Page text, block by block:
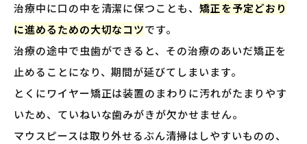
治療中に口の中を清潔に保つことも、 矯正を予定どおり
に進めるための大切なコツです。
治療の途中で虫歯ができると、その治療のあいだ矯正を
止めることになり、期間が延びてしまいます。
とくにワイヤー矯正は装置のまわりに汚れがたまりやす
いため、ていねいな歯みがきが欠かせません。
マウスピースは取り外せるぶん清掃はしやすいものの、